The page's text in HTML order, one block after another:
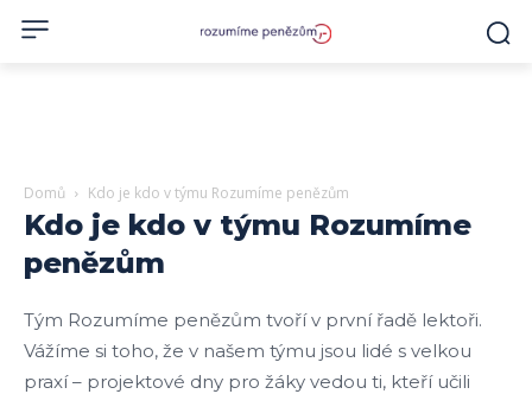
Domů Kdo je kdo v týmu Rozumíme penězům
Kdo je kdo v týmu Rozumíme
penězům
Tým Rozumíme penězům tvoří v první řadě lektoři.
Vážíme si toho, že v našem týmu jsou lidé s velkou
praxí – projektové dny pro žáky vedou ti, kteří učili